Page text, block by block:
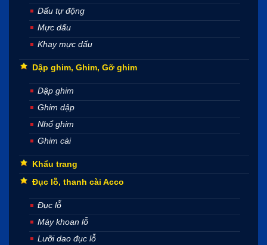
Dấu tự động
Mực dấu
Khay mực dấu
Dập ghim, Ghim, Gỡ ghim
Dập ghim
Ghim dập
Nhổ ghim
Ghim cài
Khẩu trang
Đục lỗ, thanh cài Acco
Đục lỗ
Máy khoan lỗ
Lưỡi dao đục lỗ